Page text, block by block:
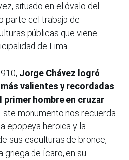
situado en el óvalo del
parte del trabajo de
públicas que viene
de Lima.
Jorge Chávez logró
valientes y recordadas
primer hombre en cruzar
Este monumento nos recuerda
epopeya heroica y la
sus esculturas de bronce,
griega de Ícaro, en su